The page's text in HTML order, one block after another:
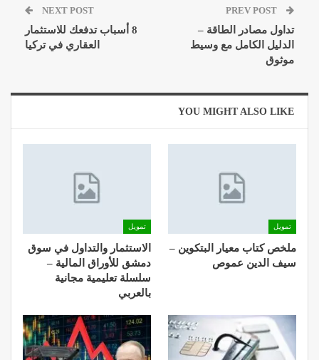
تداول مصادر الطاقة –
الدليل الكامل مع وسيط
موثوق
NEXT POST
8 أسباب تدفعك للاستثمار
العقاري في تركيا
YOU MIGHT ALSO LIKE
تمويل
ملخص كتاب معيار البتكوين –
سيف الدين عموص
تمويل
الاستثمار والتداول في سوق
دمشق للأوراق المالية –
سلسلة تعليمية مجانية
بالعربي